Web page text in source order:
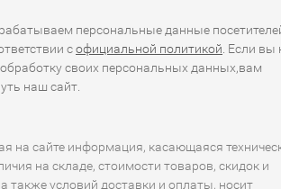
персональные данные
софициальной политикой . Если вы
обработку своих персональных данных,вам
наш сайт.
на сайте информация, касающаяся
на складе, стоимости товаров, скидок и
также условий доставки и оплаты, носит